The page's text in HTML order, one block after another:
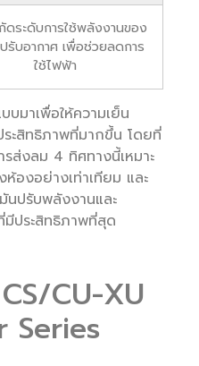
ดระดับการใช้พลังงานของ
รับอากาศ เพื่อช่วยลดการ
ใช้ไฟฟ้า
บมาเพื่อให้ความเย็น
ะสิทธิภาพที่มากขึ้น โดยที่
ส่งลม 4 ทิศทางนี้เหมาะ
องอย่างเท่าเทียม และ
นปรับพลังงานและ
มีประสิทธิภาพที่สุด
CU-XU
Series